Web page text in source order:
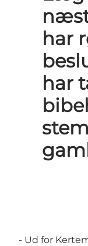
har
har
- Ud for